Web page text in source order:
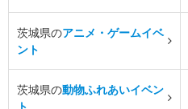
茨城県のアニメ・ゲームイベ
ント
茨城県の動物ふれあいイベン
ト